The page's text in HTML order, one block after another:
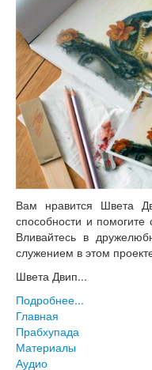
Вам нравится Швета
способности и помогите
Вливайтесь в
служением в этом
Швета Двип...
Подробнее...
Главная
Прабхупада
Материалы
Аудио